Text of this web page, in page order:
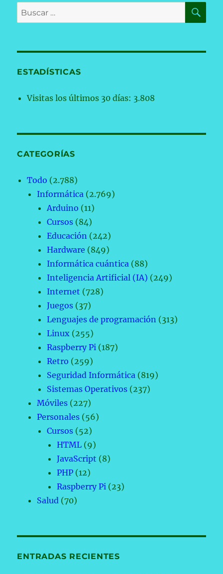
Buscar
por:
ESTADÍSTICAS
Visitas los últimos 30 días: 3.808
CATEGORÍAS
Todo (2.788)
Informática (2.769)
Arduino (11)
Cursos (84)
Educación (242)
Hardware (849)
Informática cuántica (88)
Inteligencia Artificial (IA) (249)
Internet (728)
Juegos (37)
Lenguajes de programación (313)
Linux (255)
Raspberry Pi (187)
Retro (259)
Seguridad Informática (819)
Sistemas Operativos (237)
Móviles (227)
Personales (56)
Cursos (52)
HTML (9)
JavaScript (8)
PHP (12)
Raspberry Pi (23)
Salud (70)
ENTRADAS RECIENTES